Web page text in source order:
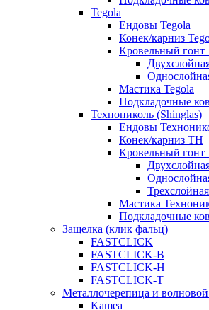
Tegola
Ендовы Tegola
Конек/карниз
Кровельный гонт
Мастика Tegola
Подкладочные
Технониколь (Shinglas)
Ендовы
Конек/карниз ТН
Кровельный гонт
Трехслойная
Мастика
Подкладочные
Защелка (клик фальц)
FASTCLICK
FASTCLICK-B
FASTCLICK-H
FASTCLICK-T
Металлочерепица и
Kamea